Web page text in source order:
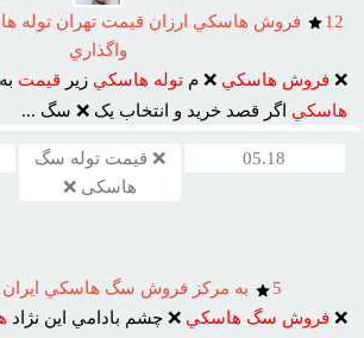
12
فروش هاسکي ارزان قيمت تهران توله
واگذاري
❌ فروش هاسکي ❌ متوله هاسکي زير قيمت
هاسکي اگر قصد خريد و انتخاب يک ❌ سگ ...
05.18
❌ قیمت توله سگ
هاسکی ❌
5
به مرکز فروش سگ هاسکي
❌ فروش سگ هاسکي ❌ چشم بادامي اين نژاد